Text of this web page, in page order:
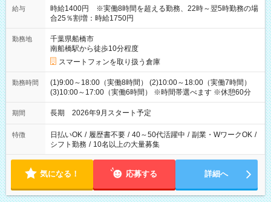
給与
時給1400円 ※実働8時間を超える勤務、22時～翌5時勤務の場
合25％割増：時給1750円
勤務地
千葉県船橋市
南船橋駅から徒歩10分程度
スマートフォンを取り扱う倉庫
勤務時間
(1)9:00～18:00（実働8時間） (2)10:00～18:00（実働7時間）
(3)10:00～17:00（実働6時間） ※時間帯選べます ※休憩60分
期間 長期 2026年9月スタート予定
特徴 日払いOK / 履歴書不要 / 40～50代活躍中 / 副業・WワークOK /
シフト勤務 / 10名以上の大量募集
気になる！ 応募する 詳細へ